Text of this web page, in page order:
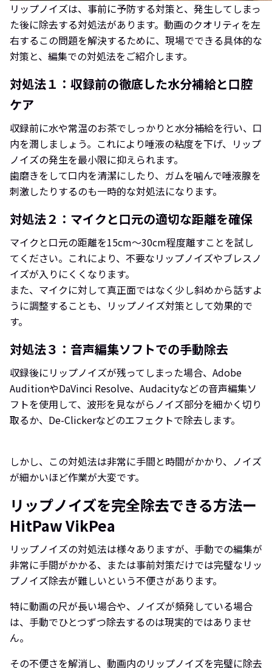
リップノイズは、事前に予防する対策と、発生してしまっ
た後に除去する対処法があります。動画のクオリティを左
右するこの問題を解決するために、現場でできる具体的な
対策と、編集での対処法をご紹介します。
対処法１：収録前の徹底した水分補給と口腔
ケア
収録前に水や常温のお茶でしっかりと水分補給を行い、口
内を潤しましょう。これにより唾液の粘度を下げ、リップ
ノイズの発生を最小限に抑えられます。
歯磨きをして口内を清潔にしたり、ガムを噛んで唾液腺を
刺激したりするのも一時的な対処法になります。
対処法２：マイクと口元の適切な距離を確保
マイクと口元の距離を15cm〜30cm程度離すことを試し
てください。これにより、不要なリップノイズやブレスノ
イズが入りにくくなります。
また、マイクに対して真正面ではなく少し斜めから話すよ
うに調整することも、リップノイズ対策として効果的で
す。
対処法３：音声編集ソフトでの手動除去
収録後にリップノイズが残ってしまった場合、Adobe
AuditionやDaVinci Resolve、Audacityなどの音声編集ソ
フトを使用して、波形を見ながらノイズ部分を細かく切り
取るか、De-Clickerなどのエフェクトで除去します。
しかし、この対処法は非常に手間と時間がかかり、ノイズ
が細かいほど作業が大変です。
リップノイズを完全除去できる方法ー
HitPaw VikPea
リップノイズの対処法は様々ありますが、手動での編集が
非常に手間がかかる、または事前対策だけでは完璧なリッ
プノイズ除去が難しいという不便さがあります。
特に動画の尺が長い場合や、ノイズが頻発している場合
は、手動でひとつずつ除去するのは現実的ではありませ
ん。
その不便さを解消し、動画内のリップノイズを完璧に除去